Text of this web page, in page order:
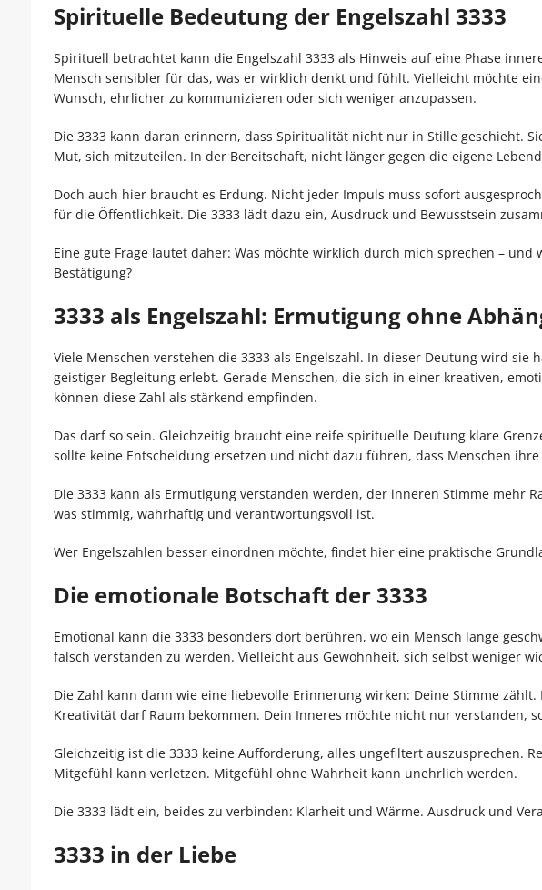
Spirituelle Bedeutung der Engelszahl 3333
Spirituell betrachtet kann die Engelszahl 3333 als Hinweis auf eine Phase
Mensch sensibler für das, was er wirklich denkt und fühlt. Vielleicht möchte
Wunsch, ehrlicher zu kommunizieren oder sich weniger anzupassen.
Die 3333 kann daran erinnern, dass Spiritualität nicht nur in Stille geschieht.
Mut, sich mitzuteilen. In der Bereitschaft, nicht länger gegen die eigene
Doch auch hier braucht es Erdung. Nicht jeder Impuls muss sofort
für die Öffentlichkeit. Die 3333 lädt dazu ein, Ausdruck und Bewusstsein
Eine gute Frage lautet daher: Was möchte wirklich durch mich sprechen –
Bestätigung?
3333 als Engelszahl: Ermutigung ohne
Viele Menschen verstehen die 3333 als Engelszahl. In dieser Deutung wird
geistiger Begleitung erlebt. Gerade Menschen, die sich in einer kreativen,
können diese Zahl als stärkend empfinden.
Das darf so sein. Gleichzeitig braucht eine reife spirituelle Deutung klare
sollte keine Entscheidung ersetzen und nicht dazu führen, dass Menschen
Die 3333 kann als Ermutigung verstanden werden, der inneren Stimme mehr
was stimmig, wahrhaftig und verantwortungsvoll ist.
Wer Engelszahlen besser einordnen möchte, findet hier eine praktische
Die emotionale Botschaft der 3333
Emotional kann die 3333 besonders dort berühren, wo ein Mensch lange
falsch verstanden zu werden. Vielleicht aus Gewohnheit, sich selbst weniger
Die Zahl kann dann wie eine liebevolle Erinnerung wirken: Deine Stimme
Kreativität darf Raum bekommen. Dein Inneres möchte nicht nur verstanden,
Gleichzeitig ist die 3333 keine Aufforderung, alles ungefiltert auszusprechen.
Mitgefühl kann verletzen. Mitgefühl ohne Wahrheit kann unehrlich werden.
Die 3333 lädt ein, beides zu verbinden: Klarheit und Wärme. Ausdruck und
3333 in der Liebe